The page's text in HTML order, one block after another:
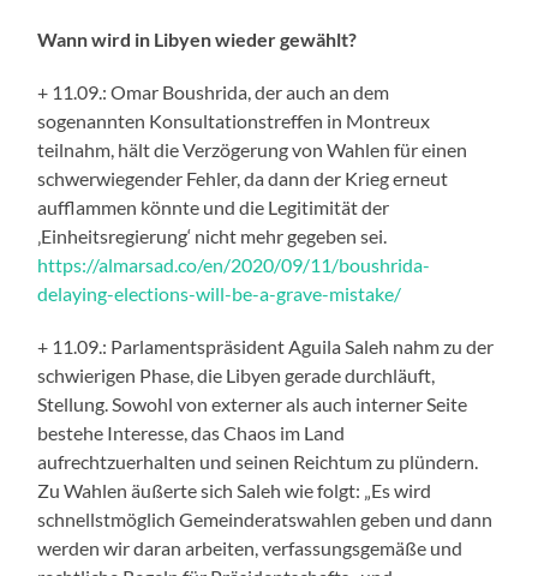
Wann wird in Libyen wieder gewählt?
+ 11.09.: Omar Boushrida, der auch an dem
sogenannten Konsultationstreffen in Montreux
teilnahm, hält die Verzögerung von Wahlen für einen
schwerwiegender Fehler, da dann der Krieg erneut
aufflammen könnte und die Legitimität der
‚Einheitsregierung‘ nicht mehr gegeben sei.
https://almarsad.co/en/2020/09/11/boushrida-
delaying-elections-will-be-a-grave-mistake/
+ 11.09.: Parlamentspräsident Aguila Saleh nahm zu der
schwierigen Phase, die Libyen gerade durchläuft,
Stellung. Sowohl von externer als auch interner Seite
bestehe Interesse, das Chaos im Land
aufrechtzuerhalten und seinen Reichtum zu plündern.
Zu Wahlen äußerte sich Saleh wie folgt: „Es wird
schnellstmöglich Gemeinderatswahlen geben und dann
werden wir daran arbeiten, verfassungsgemäße und